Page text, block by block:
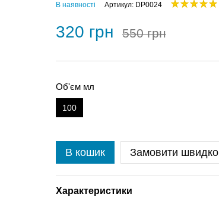
В наявності Артикул: DP0024
320 грн 550 грн
Об'єм мл
100
В кошик Замовити швидко
Характеристики